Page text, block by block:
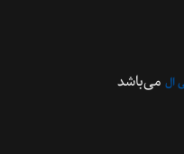
ال می‌باشد